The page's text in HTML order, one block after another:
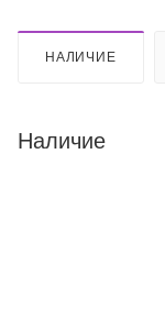
НАЛИЧИЕ
Наличие